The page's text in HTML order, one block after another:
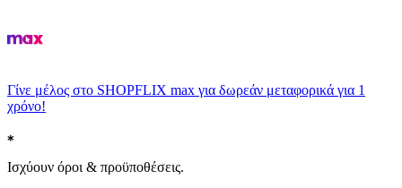
Γίνε μέλος στο SHOPFLIX max για δωρεάν μεταφορικά για 1
χρόνο!
Ισχύουν όροι & προϋποθέσεις.